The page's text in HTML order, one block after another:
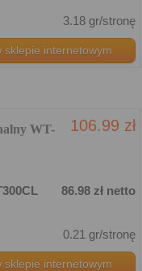
3.18 gr/stronę
sklepie internetowym
WT- 106.99 zł
86.98 zł netto
0.21 gr/stronę
sklepie internetowym